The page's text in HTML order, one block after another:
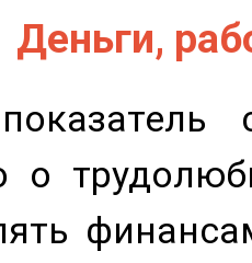
Деньги,
о